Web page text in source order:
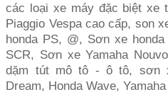
các loại xe máy đặc biệt xe
Piaggio Vespa cao cấp, son
honda PS, @, Sơn xe
SCR, Sơn xe Yamaha
dặm tút mô tô - ô tô, sơn
Dream, Honda Wave,